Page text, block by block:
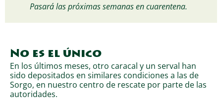
Pasará las próximas semanas en cuarentena.
No es el único
En los últimos meses, otro caracal y un serval han
sido depositados en similares condiciones a las de
Sorgo, en nuestro centro de rescate por parte de las
autoridades.